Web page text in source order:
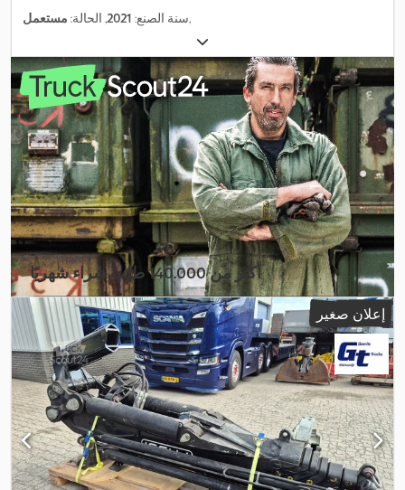
سنة الصنع: 2021, الحالة: مستعمل ,
أكثر من 140.000 طلب شراء شهريًا
اختر باقة التاجر إعلان صغير